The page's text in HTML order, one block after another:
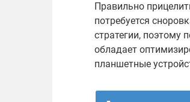
Правильно
потребуется
стратегии, поэтому
обладает
планшетные